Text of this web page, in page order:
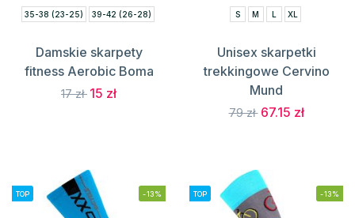
35-38 (23-25) 39-42 (26-28)
Damskie skarpety
fitness Aerobic Boma
17 zł 15 zł
S M L XL
Unisex skarpetki
trekkingowe Cervino
Mund
79 zł 67.15 zł
TOP -13% TOP -13%